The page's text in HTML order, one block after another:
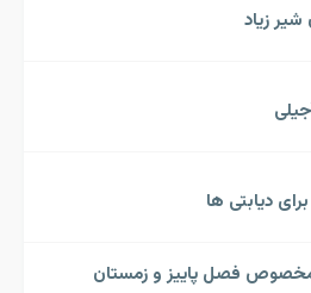
زیاد
دیابتی ها
فصل پاییز و زمستان